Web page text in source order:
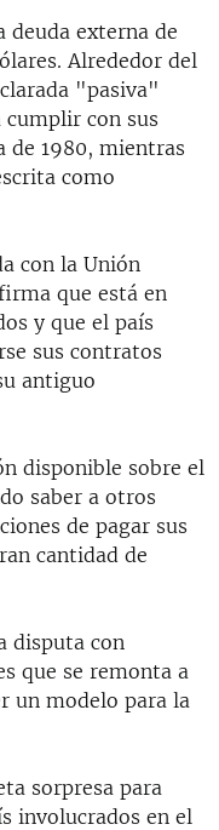
deuda externa de
Alrededor del
"pasiva"
con sus
de 1980, mientras
como
con la Unión
que está en
y que el país
sus contratos
antiguo
disponible sobre el
saber a otros
de pagar sus
cantidad de
disputa con
que se remonta a
un modelo para la
sorpresa para
involucrados en el